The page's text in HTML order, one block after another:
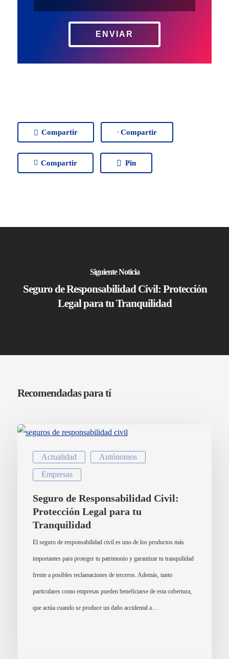
ENVIAR
Compartir Compartir
Compartir Pin
Siguiente Noticia
Seguro de Responsabilidad Civil: Protección
Legal para tu Tranquilidad
Recomendadas para tí
Actualidad Autónomos
Empresas
Seguro de Responsabilidad Civil:
Protección Legal para tu
Tranquilidad
El seguro de responsabilidad civil es uno de los productos más
importantes para proteger tu patrimonio y garantizar tu tranquilidad
frente a posibles reclamaciones de terceros. Además, tanto
particulares como empresas pueden beneficiarse de esta cobertura,
que actúa cuando se produce un daño accidental a…
Siniestros
UK
Contacto